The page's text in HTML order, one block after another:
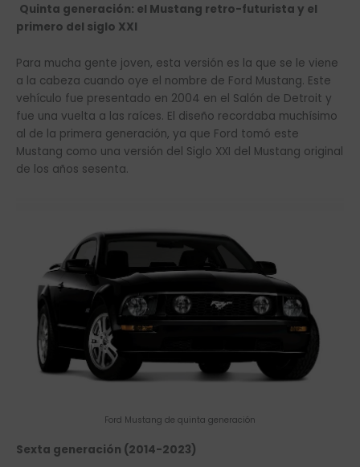
Quinta generación: el Mustang retro-futurista y el
primero del siglo XXI
Para mucha gente joven, esta versión es la que se le viene
a la cabeza cuando oye el nombre de Ford Mustang. Este
vehículo fue presentado en 2004 en el Salón de Detroit y
fue una vuelta a las raíces. El diseño recordaba muchísimo
al de la primera generación, ya que Ford tomó este
Mustang como una versión del Siglo XXI del Mustang original
de los años sesenta.
Ford Mustang de quinta generación
Sexta generación (2014-2023)